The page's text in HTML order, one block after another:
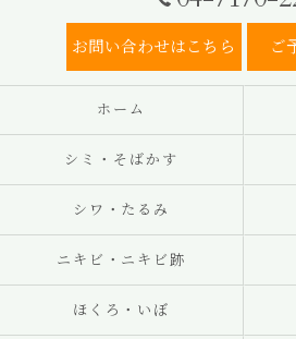
お問い合わせはこちら ご
ホーム
シミ・そばかす
シワ・たるみ
ニキビ・ニキビ跡
ほくろ・いぼ